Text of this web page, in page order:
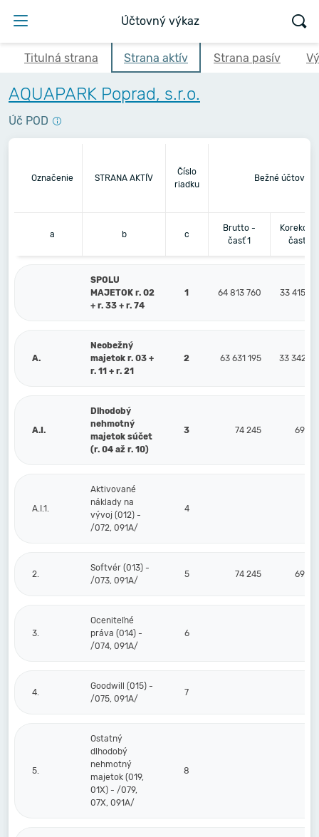
Účtovný výkaz
Titulná strana Strana aktív Strana pasív
AQUAPARK Poprad, s.r.o.
Úč POD
Označenie STRANA AKTÍV
Číslo
riadku
Bežné účtovné
a b c
Brutto -
časť 1
Korekcia
časť 2
SPOLU
MAJETOK r. 02
+ r. 33 + r. 74
1 64 813 760 33 415
A.
Neobežný
majetok r. 03 +
r. 11 + r. 21
2 63 631 195 33 342
A.I.
Dlhodobý
nehmotný
majetok súčet
(r. 04 až r. 10)
3 74 245 69
A.I.1.
Aktivované
náklady na
vývoj (012) -
/072, 091A/
4
2.
Softvér (013) -
/073, 091A/
5 74 245 69
3.
Oceniteľné
práva (014) -
/074, 091A/
6
4.
Goodwill (015) -
/075, 091A/
7
5.
Ostatný
dlhodobý
nehmotný
majetok (019,
01X) - /079,
07X, 091A/
8